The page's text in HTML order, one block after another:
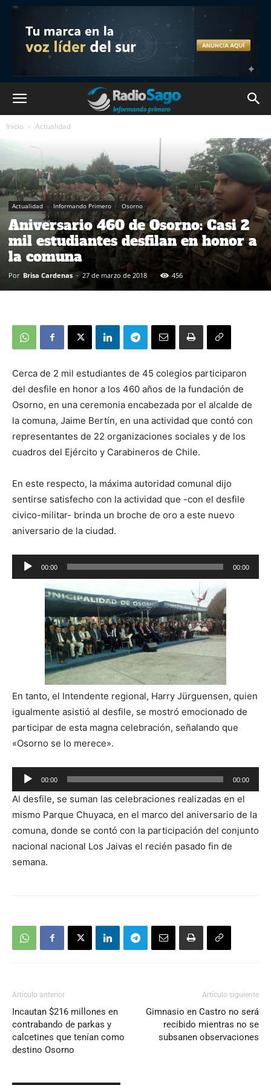
Inicio Actualidad
Actualidad Informando Primero Osorno
Aniversario 460 de Osorno: Casi 2
mil estudiantes desfilan en honor a
la comuna
Por Brisa Cardenas - 27 de marzo de 2018 456
Cerca de 2 mil estudiantes de 45 colegios participaron
del desfile en honor a los 460 años de la fundación de
Osorno, en una ceremonia encabezada por el alcalde de
la comuna, Jaime Bertín, en una actividad que contó con
representantes de 22 organizaciones sociales y de los
cuadros del Ejército y Carabineros de Chile.
En este respecto, la máxima autoridad comunal dijo
sentirse satisfecho con la actividad que -con el desfile
civico-militar- brinda un broche de oro a este nuevo
aniversario de la ciudad.
Reproductor
de
00:00 00:00
En tanto, el Intendente regional, Harry Jürguensen, quien
igualmente asistió al desfile, se mostró emocionado de
participar de esta magna celebración, señalando que
«Osorno se lo merece».
Reproductor
de
audio
00:00 00:00
Al desfile, se suman las celebraciones realizadas en el
mismo Parque Chuyaca, en el marco del aniversario de la
comuna, donde se contó con la participación del conjunto
nacional nacional Los Jaivas el recién pasado fin de
semana.
Artículo anterior
Incautan $216 millones en
contrabando de parkas y
calcetines que tenían como
destino Osorno
Artículo siguiente
Gimnasio en Castro no será
recibido mientras no se
subsanen observaciones